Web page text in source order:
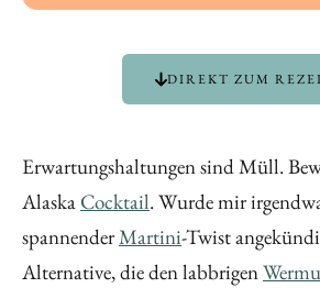
DIREKT ZUM
Erwartungshaltungen sind Müll.
Alaska Cocktail. Wurde mir
spannenderMartini-Twist
Alternative, die den labbrigen